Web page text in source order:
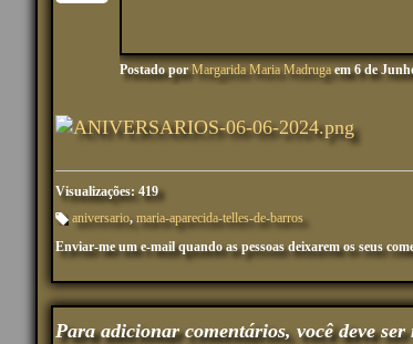
Postado porMargarida Maria Madruga em 6 de
Visualizações: 419
ar
ca
es
:
aniversario, maria-aparecida-telles-de-barros
Enviar-me um e-mail quando as pessoas deixarem os seus
Para adicionar comentários, você deve ser